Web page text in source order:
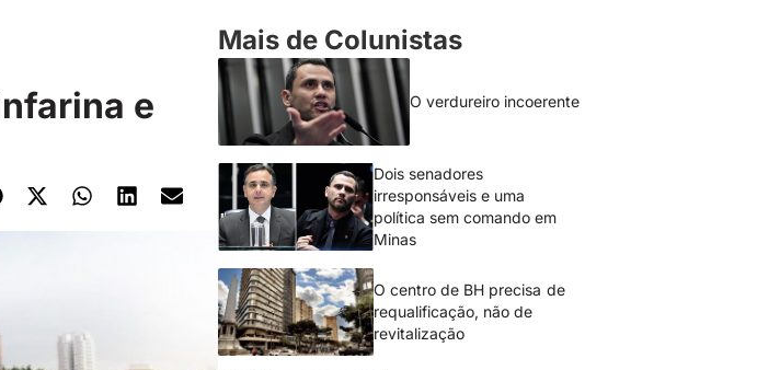
e
Mais de Colunistas
O verdureiro incoerente
Dois senadores
irresponsáveis e uma
política sem comando em
Minas
O centro de BH precisa de
requalificação, não de
revitalização